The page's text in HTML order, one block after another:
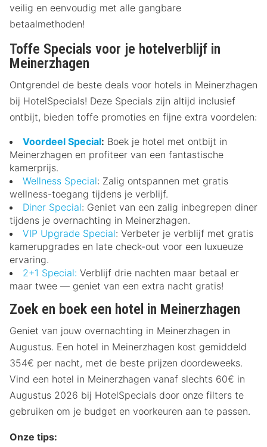
veilig en eenvoudig met alle gangbare
betaalmethoden!
Toffe Specials voor je hotelverblijf in
Meinerzhagen
Ontgrendel de beste deals voor hotels in Meinerzhagen
bij HotelSpecials! Deze Specials zijn altijd inclusief
ontbijt, bieden toffe promoties en fijne extra voordelen:
Voordeel Special: Boek je hotel met ontbijt in
Meinerzhagen en profiteer van een fantastische
kamerprijs.
Wellness Special: Zalig ontspannen met gratis
wellness-toegang tijdens je verblijf.
Diner Special: Geniet van een zalig inbegrepen diner
tijdens je overnachting in Meinerzhagen.
VIP Upgrade Special: Verbeter je verblijf met gratis
kamerupgrades en late check-out voor een luxueuze
ervaring.
2+1 Special: Verblijf drie nachten maar betaal er
maar twee — geniet van een extra nacht gratis!
Zoek en boek een hotel in Meinerzhagen
Geniet van jouw overnachting in Meinerzhagen in
Augustus. Een hotel in Meinerzhagen kost gemiddeld
354€ per nacht, met de beste prijzen doordeweeks.
Vind een hotel in Meinerzhagen vanaf slechts 60€ in
Augustus 2026 bij HotelSpecials door onze filters te
gebruiken om je budget en voorkeuren aan te passen.
Onze tips: